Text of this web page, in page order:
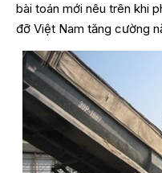
bài toán mới nêu trên khi
đỡ Việt Nam tăng cường